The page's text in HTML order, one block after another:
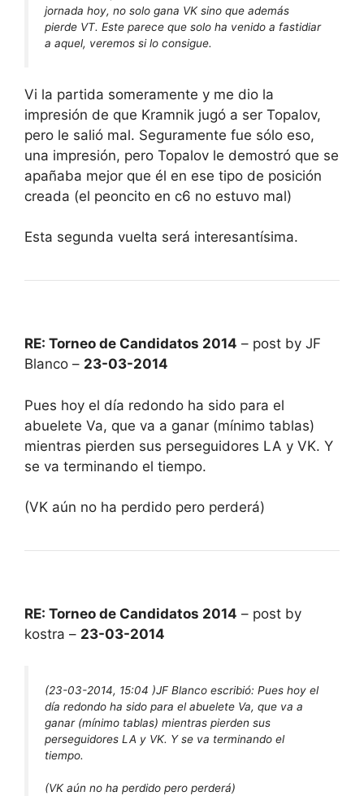
jornada hoy, no solo gana VK sino que además
pierde VT. Este parece que solo ha venido a fastidiar
a aquel, veremos si lo consigue.
Vi la partida someramente y me dio la
impresión de que Kramnik jugó a ser Topalov,
pero le salió mal. Seguramente fue sólo eso,
una impresión, pero Topalov le demostró que se
apañaba mejor que él en ese tipo de posición
creada (el peoncito en c6 no estuvo mal)
Esta segunda vuelta será interesantísima.
RE: Torneo de Candidatos 2014 – post by JF
Blanco – 23-03-2014
Pues hoy el día redondo ha sido para el
abuelete Va, que va a ganar (mínimo tablas)
mientras pierden sus perseguidores LA y VK. Y
se va terminando el tiempo.
(VK aún no ha perdido pero perderá)
RE: Torneo de Candidatos 2014 – post by
kostra – 23-03-2014
(23-03-2014, 15:04 )JF Blanco escribió: Pues hoy el
día redondo ha sido para el abuelete Va, que va a
ganar (mínimo tablas) mientras pierden sus
perseguidores LA y VK. Y se va terminando el
tiempo.
(VK aún no ha perdido pero perderá)